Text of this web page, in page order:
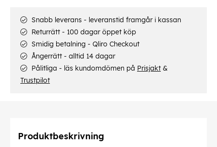
Snabb leverans - leveranstid framgår i kassan
Returrätt - 100 dagar öppet köp
Smidig betalning - Qliro Checkout
Ångerrätt - alltid 14 dagar
Pålitliga - läs kundomdömen på Prisjakt &
Trustpilot
Produktbeskrivning